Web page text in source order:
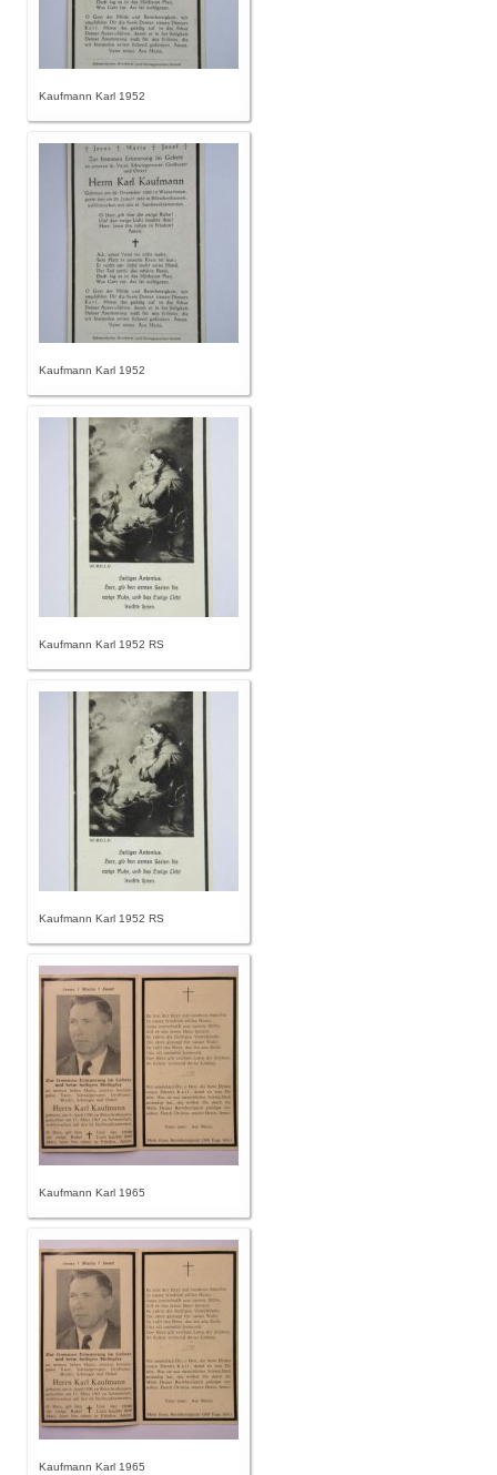
Kaufmann Karl 1952
Kaufmann Karl 1952
Kaufmann Karl 1952 RS
Kaufmann Karl 1952 RS
Kaufmann Karl 1965
Kaufmann Karl 1965